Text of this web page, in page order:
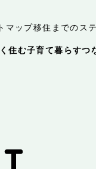
マップ移住までのス
住む子育て暮らすつ